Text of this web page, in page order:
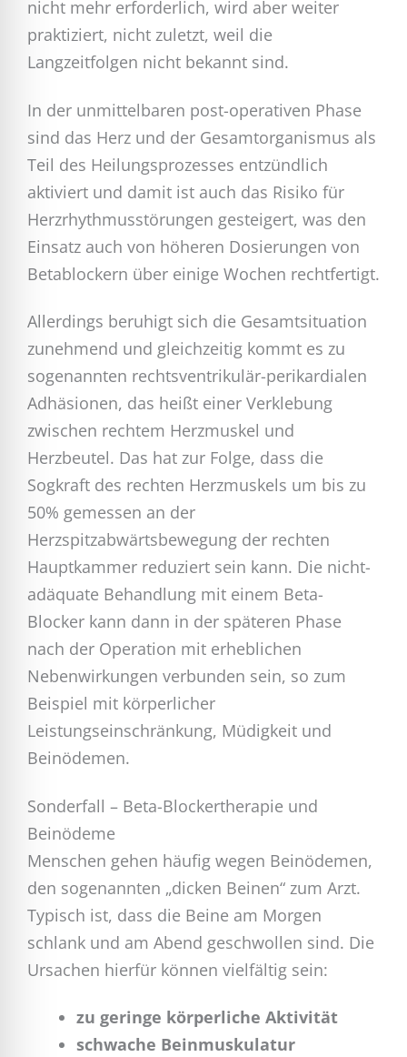
nicht mehr erforderlich, wird aber weiter
praktiziert, nicht zuletzt, weil die
Langzeitfolgen nicht bekannt sind.
In der unmittelbaren post-operativen Phase
sind das Herz und der Gesamtorganismus als
Teil des Heilungsprozesses entzündlich
aktiviert und damit ist auch das Risiko für
Herzrhythmusstörungen gesteigert, was den
Einsatz auch von höheren Dosierungen von
Betablockern über einige Wochen rechtfertigt.
Allerdings beruhigt sich die Gesamtsituation
zunehmend und gleichzeitig kommt es zu
sogenannten rechtsventrikulär-perikardialen
Adhäsionen, das heißt einer Verklebung
zwischen rechtem Herzmuskel und
Herzbeutel. Das hat zur Folge, dass die
Sogkraft des rechten Herzmuskels um bis zu
50% gemessen an der
Herzspitzabwärtsbewegung der rechten
Hauptkammer reduziert sein kann. Die nicht-
adäquate Behandlung mit einem Beta-
Blocker kann dann in der späteren Phase
nach der Operation mit erheblichen
Nebenwirkungen verbunden sein, so zum
Beispiel mit körperlicher
Leistungseinschränkung, Müdigkeit und
Beinödemen.
Sonderfall – Beta-Blockertherapie und
Beinödeme
Menschen gehen häufig wegen Beinödemen,
den sogenannten „dicken Beinen“ zum Arzt.
Typisch ist, dass die Beine am Morgen
schlank und am Abend geschwollen sind. Die
Ursachen hierfür können vielfältig sein:
zu geringe körperliche Aktivität
schwache Beinmuskulatur